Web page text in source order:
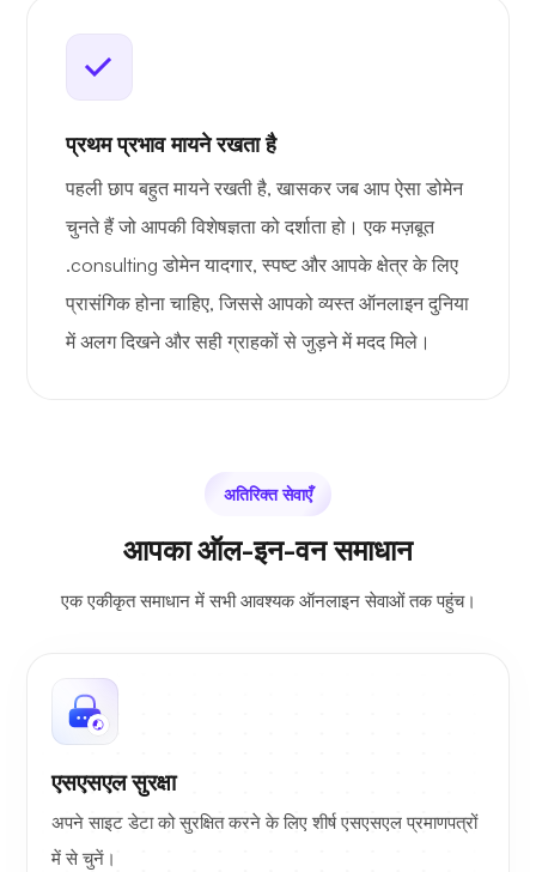
प्रथम प्रभाव मायने रखता है
पहली छाप बहुत मायने रखती है, खासकर जब आप ऐसा डोमेन
चुनते हैं जो आपकी विशेषज्ञता को दर्शाता हो। एक मज़बूत
.consulting डोमेन यादगार, स्पष्ट और आपके क्षेत्र के लिए
प्रासंगिक होना चाहिए, जिससे आपको व्यस्त ऑनलाइन दुनिया
में अलग दिखने और सही ग्राहकों से जुड़ने में मदद मिले।
अतिरिक्त सेवाएँ
आपका ऑल-इन-वन समाधान
एक एकीकृत समाधान में सभी आवश्यक ऑनलाइन सेवाओं तक पहुंच।
एसएसएल सुरक्षा
अपने साइट डेटा को सुरक्षित करने के लिए शीर्ष एसएसएल प्रमाणपत्रों
में से चुनें।